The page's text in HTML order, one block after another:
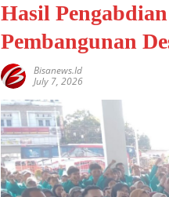
Hasil
Pembangunan
Bisanews.id
July 7, 2026